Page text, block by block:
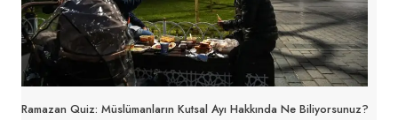
Ramazan Quiz: Müslümanların Kutsal Ayı Hakkında Ne Biliyorsunuz?